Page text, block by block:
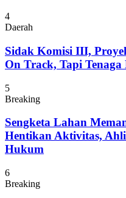
4
Daerah
Sidak Komisi III,
On Track, Tapi
5
Breaking
Sengketa Lahan
Hentikan Aktivitas,
Hukum
6
Breaking